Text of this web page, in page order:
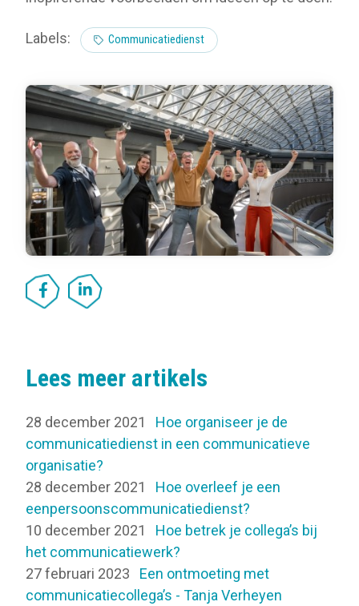
Labels: Communicatiedienst
Lees meer artikels
28 december 2021
Hoe organiseer je de
communicatiedienst in een communicatieve
organisatie?
28 december 2021
Hoe overleef je een
eenpersoonscommunicatiedienst?
10 december 2021
Hoe betrek je collega’s bij
het communicatiewerk?
27 februari 2023
Een ontmoeting met
communicatiecollega’s - Tanja Verheyen